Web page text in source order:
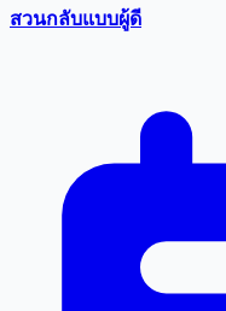
สวนกลับแบบผู้ดี